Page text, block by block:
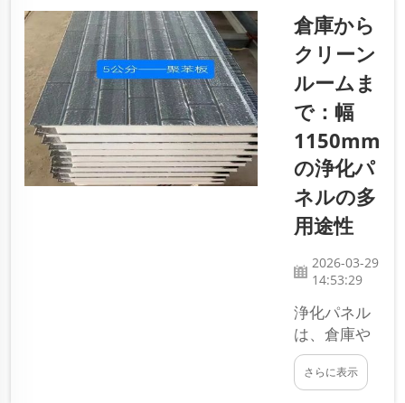
あります
が、特
に…
熱材を挟
んだ2枚
の金属板
から構成
されてい
ます。こ
の構造に
より、建
物内の温
度が安定
し、多大
なエネル
ギーを節
約できま
す。ま
た、建物
のエネル
ギー消費
倉庫から
クリーン
ルームま
で：幅
1150mm
の浄化パ
ネルの多
用途性
2026-03-29
14:53:29
浄化パネル
は、倉庫や
クリーンル
ームなど、
さらに表示